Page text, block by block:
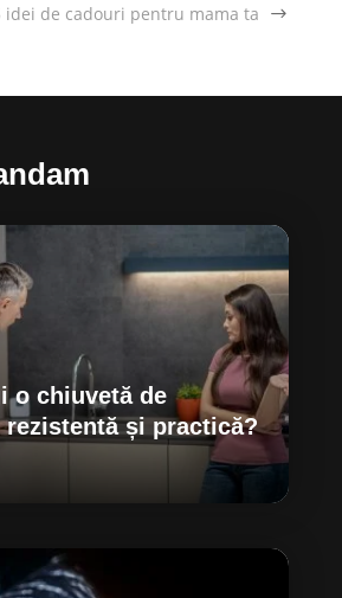
idei de cadouri pentru mama ta
o chiuvetă de
rezistentă și practică?